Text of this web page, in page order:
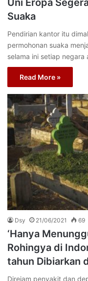
Uni Eropa
Suaka
Pendirian kantor itu
permohonan suaka
selama ini setiap
Read More »
Dsy 21/06/2021 69
‘Hanya
Rohingya di
tahun Dibiarkan
Direjam penyakit dan